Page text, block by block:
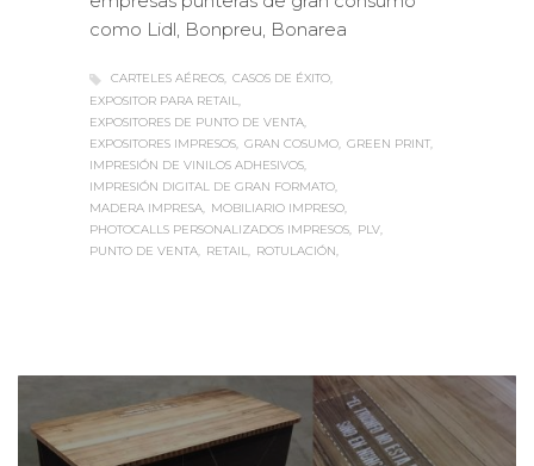
como Lidl, Bonpreu, Bonarea
EXPOSITOR PARA RETAIL
EXPOSITORES DE PUNTO DE VENTA
EXPOSITORES IMPRESOS GRAN COSUMO
IMPRESIÓN DE VINILOS ADHESIVOS
IMPRESIÓN DIGITAL DE GRAN FORMATO
MADERA IMPRESA
MOBILIARIO IMPRESO
PHOTOCALLS PERSONALIZADOS IMPRESOS
PUNTO DE VENTA RETAIL ROTULACIÓN